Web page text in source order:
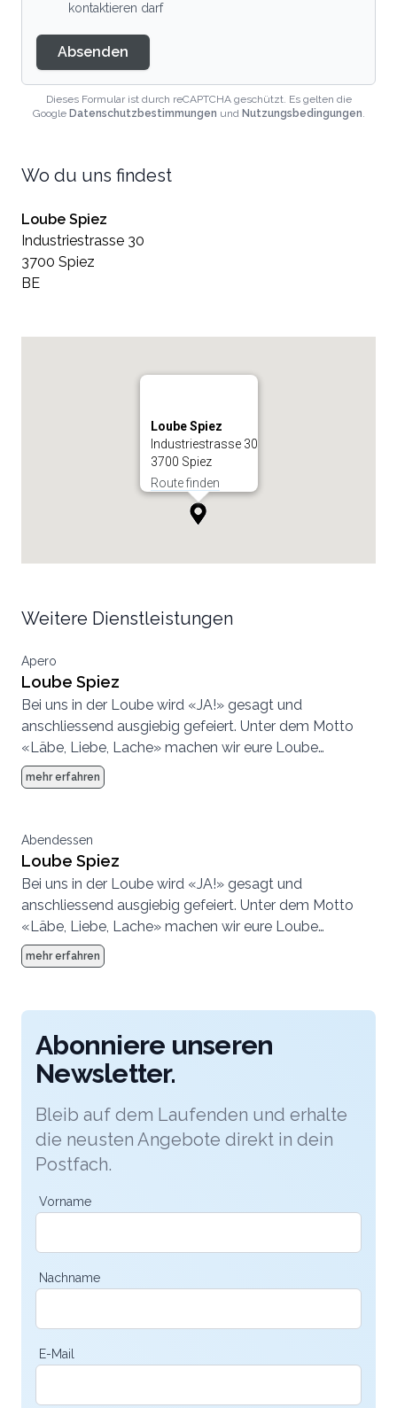
kontaktieren darf
Absenden
Dieses Formular ist durch reCAPTCHA geschützt. Es gelten die
Google Datenschutzbestimmungen und Nutzungsbedingungen.
Wo du uns findest
Loube Spiez
Industriestrasse 30
3700 Spiez
BE
Loube Spiez
Industriestrasse 30
3700 Spiez
Route finden
Weitere Dienstleistungen
Apero
Loube Spiez
Bei uns in der Loube wird «JA!» gesagt und
anschliessend ausgiebig gefeiert. Unter dem Motto
«Läbe, Liebe, Lache» machen wir eure Loube
Hochzeit zum unvergesslichen Erlebnis. In zwei Sälen
lassen sich in der Loube Hochzeiten mit bis zu 150
mehr erfahren
Abendessen
Loube Spiez
Bei uns in der Loube wird «JA!» gesagt und
anschliessend ausgiebig gefeiert. Unter dem Motto
«Läbe, Liebe, Lache» machen wir eure Loube
Hochzeit zum unvergesslichen Erlebnis. In zwei Sälen
lassen sich in der Loube Hochzeiten mit bis zu 150
mehr erfahren
Abonniere unseren
Newsletter.
Bleib auf dem Laufenden und erhalte
die neusten Angebote direkt in dein
Postfach.
Vorname
Nachname
E-Mail